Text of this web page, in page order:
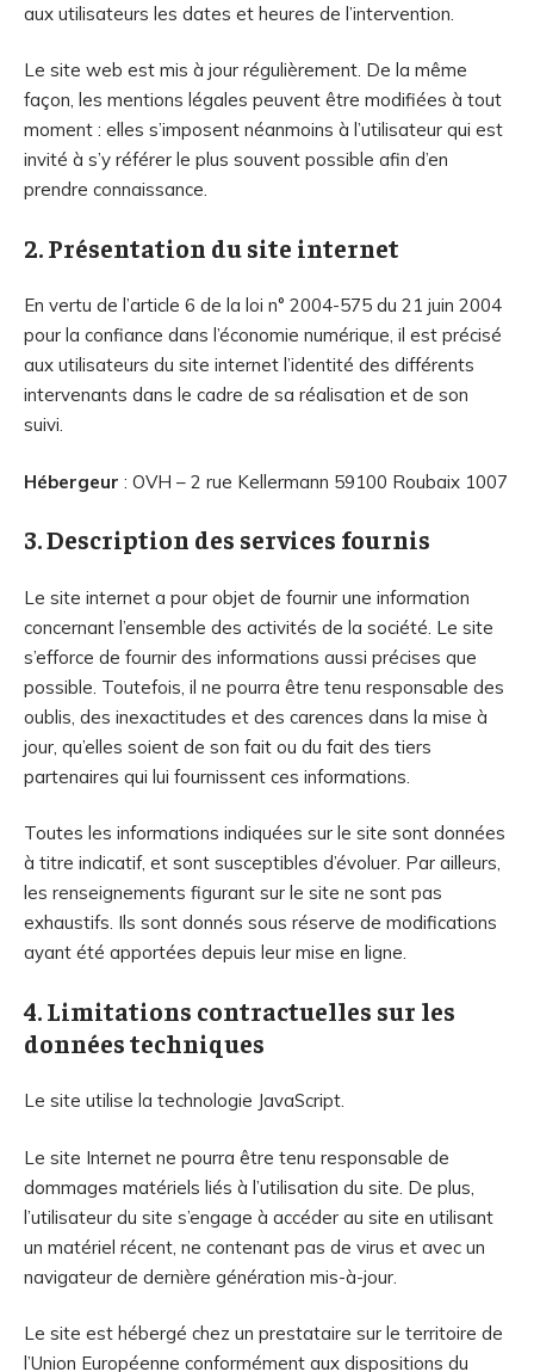
aux utilisateurs les dates et heures de l’intervention.
Le site web est mis à jour régulièrement. De la même
façon, les mentions légales peuvent être modifiées à tout
moment : elles s’imposent néanmoins à l’utilisateur qui est
invité à s’y référer le plus souvent possible afin d’en
prendre connaissance.
2. Présentation du site internet
En vertu de l’article 6 de la loi n° 2004-575 du 21 juin 2004
pour la confiance dans l’économie numérique, il est précisé
aux utilisateurs du site internet l’identité des différents
intervenants dans le cadre de sa réalisation et de son
suivi.
Hébergeur : OVH – 2 rue Kellermann 59100 Roubaix 1007
3. Description des services fournis
Le site internet a pour objet de fournir une information
concernant l’ensemble des activités de la société. Le site
s’efforce de fournir des informations aussi précises que
possible. Toutefois, il ne pourra être tenu responsable des
oublis, des inexactitudes et des carences dans la mise à
jour, qu’elles soient de son fait ou du fait des tiers
partenaires qui lui fournissent ces informations.
Toutes les informations indiquées sur le site sont données
à titre indicatif, et sont susceptibles d’évoluer. Par ailleurs,
les renseignements figurant sur le site ne sont pas
exhaustifs. Ils sont donnés sous réserve de modifications
ayant été apportées depuis leur mise en ligne.
4. Limitations contractuelles sur les
données techniques
Le site utilise la technologie JavaScript.
Le site Internet ne pourra être tenu responsable de
dommages matériels liés à l’utilisation du site. De plus,
l’utilisateur du site s’engage à accéder au site en utilisant
un matériel récent, ne contenant pas de virus et avec un
navigateur de dernière génération mis-à-jour.
Le site est hébergé chez un prestataire sur le territoire de
l’Union Européenne conformément aux dispositions du